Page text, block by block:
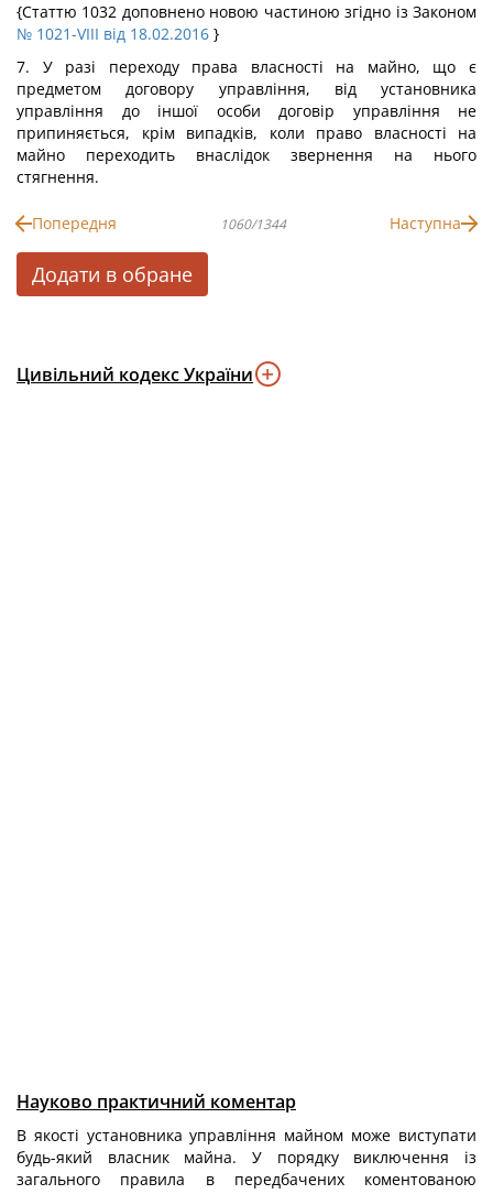
{Статтю 1032 доповнено новою частиною згідно із Законом
№ 1021-VIII від 18.02.2016 }
7. У разі переходу права власності на майно, що є
предметом договору управління, від установника
управління до іншої особи договір управління не
припиняється, крім випадків, коли право власності на
майно переходить внаслідок звернення на нього
стягнення.
Попередня 1060/1344 Наступна
Додати в обране
Цивільний кодекс України
Науково практичний коментар
В якості установника управління майном може виступати
будь-який власник майна. У порядку виключення із
загального правила в передбачених коментованою